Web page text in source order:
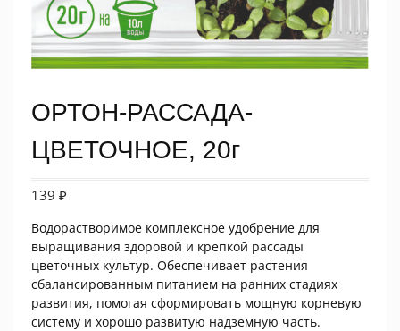
ОРТОН-РАССАДА-
ЦВЕТОЧНОЕ, 20г
139 ₽
Водорастворимое комплексное удобрение для
выращивания здоровой и крепкой рассады
цветочных культур. Обеспечивает растения
сбалансированным питанием на ранних стадиях
развития, помогая сформировать мощную корневую
систему и хорошо развитую надземную часть.